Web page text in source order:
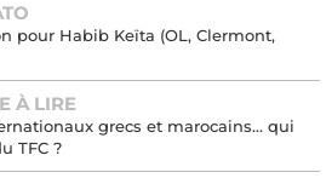
pour Habib Keïta (OL, Clermont,
À LIRE
grecs et marocains… qui
TFC ?